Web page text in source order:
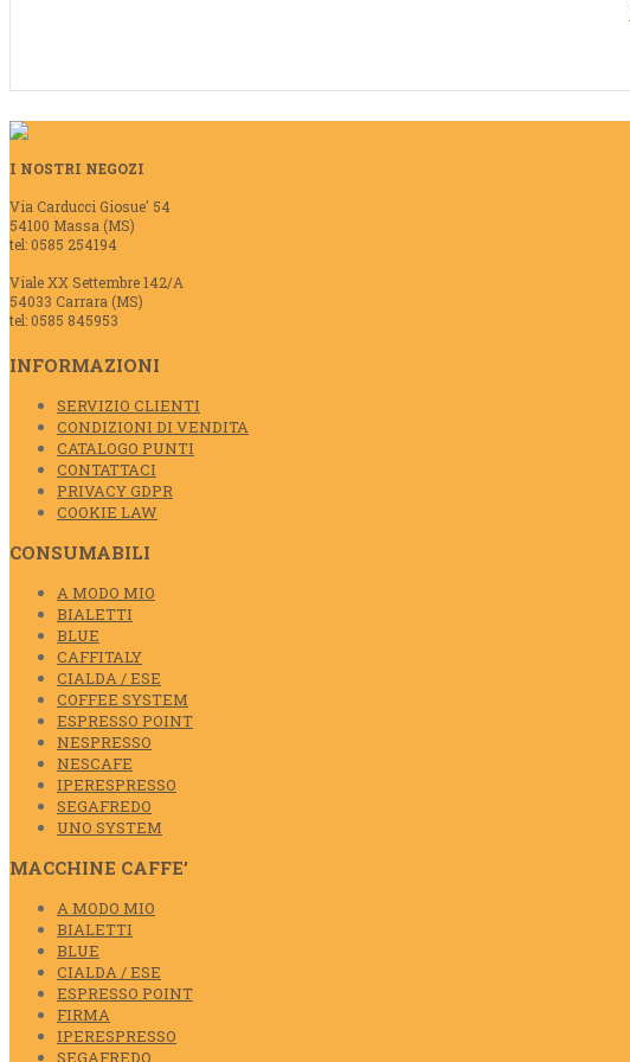
I NOSTRI NEGOZI
Via Carducci Giosue' 54
54100 Massa (MS)
tel: 0585 254194
Viale XX Settembre 142/A
54033 Carrara (MS)
tel: 0585 845953
INFORMAZIONI
SERVIZIO CLIENTI
CONDIZIONI DI VENDITA
CATALOGO PUNTI
CONTATTACI
PRIVACY GDPR
COOKIE LAW
CONSUMABILI
A MODO MIO
BIALETTI
BLUE
CAFFITALY
CIALDA / ESE
COFFEE SYSTEM
ESPRESSO POINT
NESPRESSO
NESCAFE
IPERESPRESSO
SEGAFREDO
UNO SYSTEM
MACCHINE CAFFE’
A MODO MIO
BIALETTI
BLUE
CIALDA / ESE
ESPRESSO POINT
FIRMA
IPERESPRESSO
SEGAFREDO